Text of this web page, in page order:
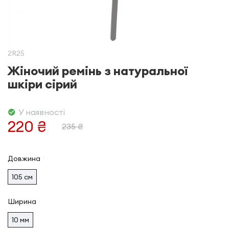
2R25
Жіночий ремінь з натуральної
шкіри сірий
220 ₴ 235 ₴
У наявності
Довжина
105 см
Ширина
10 мм